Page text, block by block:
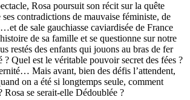
Rosa poursuit son récit sur la quête
ses contradictions de mauvaise féministe, de
de sale gauchiasse caviardisée de France
de sa famille et se questionne sur notre
restés des enfants qui jouons au bras de fer
? Quel est le véritable pouvoir secret des fées ?
Mais avant, bien des défis l’attendent,
on a été si longtemps seule, comment
Rosa se serait-elle Dédoublée ?